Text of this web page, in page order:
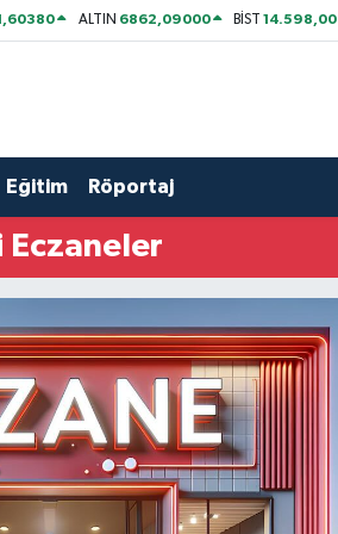
ALTIN 6862,09000 BİST14.598,00
Eğitim Röportaj
Eczaneler